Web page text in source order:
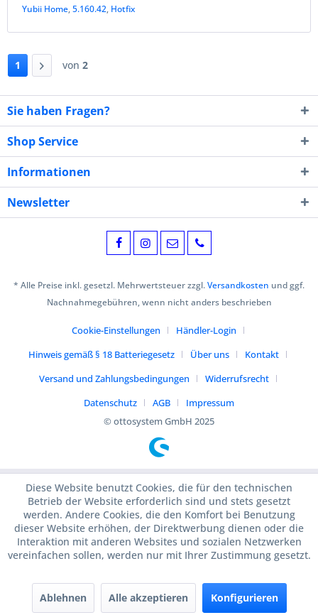
Yubii Home,5.160.42, Hotfix
1 von 2
Sie haben Fragen?
Shop Service
Informationen
Newsletter
* Alle Preise inkl. gesetzl. Mehrwertsteuer zzgl.Versandkosten und ggf.
Nachnahmegebühren, wenn nicht anders beschrieben
Cookie-Einstellungen
Händler-Login
Hinweis gemäß § 18 Batteriegesetz
Über uns
Kontakt
Versand und Zahlungsbedingungen
Widerrufsrecht
Datenschutz
AGB
Impressum
© ottosystem GmbH 2025
Diese Website benutzt Cookies, die für den technischen
Betrieb der Website erforderlich sind und stets gesetzt
werden. Andere Cookies, die den Komfort bei Benutzung
dieser Website erhöhen, der Direktwerbung dienen oder die
Interaktion mit anderen Websites und sozialen Netzwerken
vereinfachen sollen, werden nur mit Ihrer Zustimmung gesetzt.
Ablehnen Alle akzeptieren Konfigurieren